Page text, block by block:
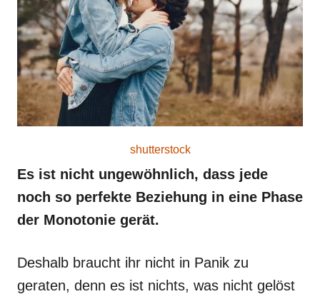
o
n
shutterstock
Es ist nicht ungewöhnlich, dass jede
noch so perfekte Beziehung in eine Phase
der Monotonie gerät.
Deshalb braucht ihr nicht in Panik zu
geraten, denn es ist nichts, was nicht gelöst